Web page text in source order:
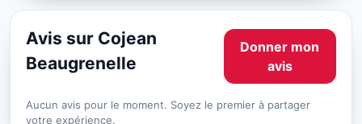
Avis sur Cojean
Beaugrenelle
Donner mon
avis
Aucun avis pour le moment. Soyez le premier à partager
votre expérience.